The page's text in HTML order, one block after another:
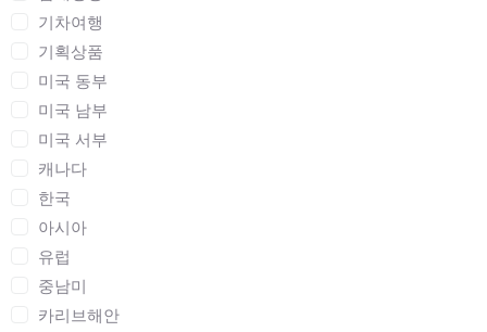
기차여행
기획상품
미국 동부
미국 남부
미국 서부
캐나다
한국
아시아
유럽
중남미
카리브해안